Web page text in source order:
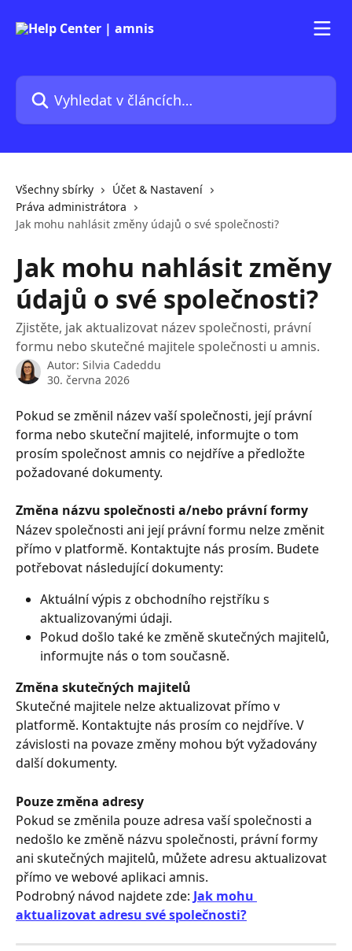
Vyhledat v článcích…
Všechny sbírky
Účet & Nastavení
Práva administrátora
Jak mohu nahlásit změny údajů o své společnosti?
Jak mohu nahlásit změny
údajů o své společnosti?
Zjistěte, jak aktualizovat název společnosti, právní
formu nebo skutečné majitele společnosti u amnis.
Autor: Silvia Cadeddu
30. června 2026
Pokud se změnil název vaší společnosti, její právní
forma nebo skuteční majitelé, informujte o tom
prosím společnost amnis co nejdříve a předložte
požadované dokumenty.
Změna názvu společnosti a/nebo právní formy
Název společnosti ani její právní formu nelze změnit
přímo v platformě. Kontaktujte nás prosím. Budete
potřebovat následující dokumenty:
Aktuální výpis z obchodního rejstříku s
aktualizovanými údaji.
Pokud došlo také ke změně skutečných majitelů,
informujte nás o tom současně.
Změna skutečných majitelů
Skutečné majitele nelze aktualizovat přímo v
platformě. Kontaktujte nás prosím co nejdříve. V
závislosti na povaze změny mohou být vyžadovány
další dokumenty.
Pouze změna adresy
Pokud se změnila pouze adresa vaší společnosti a
nedošlo ke změně názvu společnosti, právní formy
ani skutečných majitelů, můžete adresu aktualizovat
přímo ve webové aplikaci amnis.
Podrobný návod najdete zde: Jak mohu
aktualizovat adresu své společnosti?